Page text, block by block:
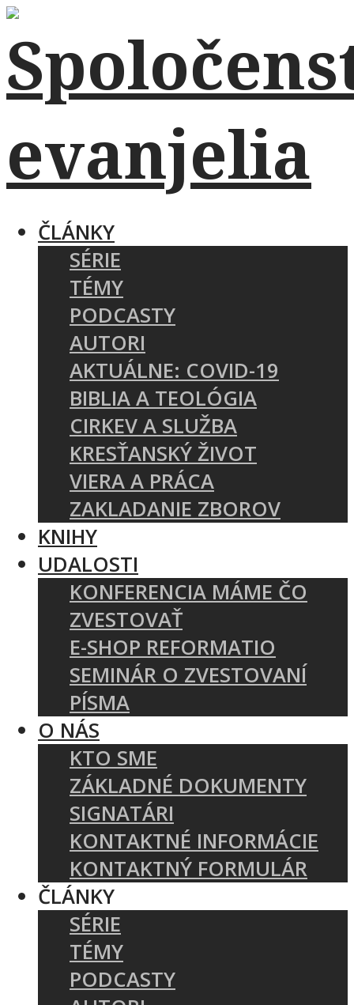
ČLÁNKY
SÉRIE
TÉMY
PODCASTY
AUTORI
AKTUÁLNE: COVID-19
BIBLIA A TEOLÓGIA
CIRKEV A SLUŽBA
KRESŤANSKÝ ŽIVOT
VIERA A PRÁCA
ZAKLADANIE ZBOROV
KNIHY
UDALOSTI
KONFERENCIA MÁME ČO
ZVESTOVAŤ
E-SHOP REFORMATIO
SEMINÁR O ZVESTOVANÍ
PÍSMA
O NÁS
KTO SME
ZÁKLADNÉ DOKUMENTY
SIGNATÁRI
KONTAKTNÉ INFORMÁCIE
KONTAKTNÝ FORMULÁR
ČLÁNKY
SÉRIE
TÉMY
PODCASTY